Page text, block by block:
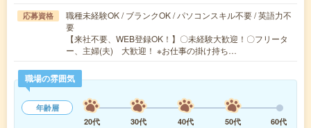
応募資格
職種未経験OK / ブランクOK / パソコンスキル不要 / 英語力不
要
【来社不要、WEB登録OK！】〇未経験大歓迎！〇フリータ
ー、主婦(夫) 大歓迎！ ※お仕事の掛け持ち…
職場の雰囲気
年齢層
20代
30代 40代 50代 60代